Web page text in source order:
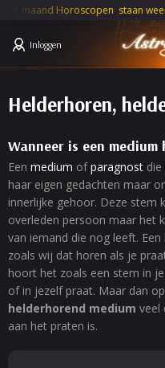
Horoscopen staan weer
Inloggen
Helderhoren,
Wanneer is een
Een medium ofparagnost die
haar eigen gedachten maar
innerlijke gehoor. Deze stem
overleden persoon maar het
van iemand die nog leeft.
zoals wij dat horen als je
hoort het zoals een stem in
of in jezelf praat. Maar dan
helderhorend medium veel
aan het praten is.